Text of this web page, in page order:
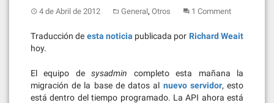
4 de Abril de 2012 General, Otros 1 Comment
Traducción de esta noticia publicada por Richard Weait
hoy.
El equipo desysadmin completo esta mañana la
migración de la base de datos al nuevo servidor, esto
está dentro del tiempo programado. La API ahora está